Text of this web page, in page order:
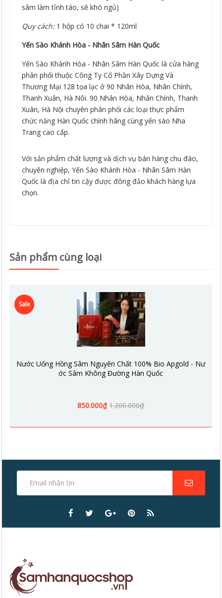
sâm làm tỉnh táo, sẽ khó ngủ)
Quy cách: 1 hộp có 10 chai * 120ml
Yến Sào Khánh Hòa - Nhân Sâm Hàn Quốc
Yến Sào Khánh Hòa - Nhân Sâm Hàn Quốc là cửa hàng
phân phối thuộc Công Ty Cổ Phần Xây Dựng Và
Thương Mại 128 tọa lạc ở 90 Nhân Hòa, Nhân Chính,
Thanh Xuân, Hà Nôi. 90 Nhân Hòa, Nhân Chính, Thanh
Xuân, Hà Nội chuyên phân phối các loại thực phẩm
chức năng Hàn Quốc chính hãng cùng yến sào Nha
Trang cao cấp.
Với sản phẩm chất lượng và dịch vụ bán hàng chu đáo,
chuyên nghiệp, Yến Sào Khánh Hòa - Nhân Sâm Hàn
Quốc là địa chỉ tin cậy được đông đảo khách hàng lựa
chọn.
Sản phẩm cùng loại
Sale
Nước Uống Hồng Sâm Nguyên Chất 100% Bio Apgold - Nư
ớc Sâm Không Đường Hàn Quốc
850.000₫ 1.200.000₫